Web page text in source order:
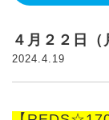
４月２２日（
2024.4.19